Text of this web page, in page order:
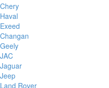
Chery
Haval
Exeed
Changan
Geely
JAC
Jaguar
Jeep
Land Rover